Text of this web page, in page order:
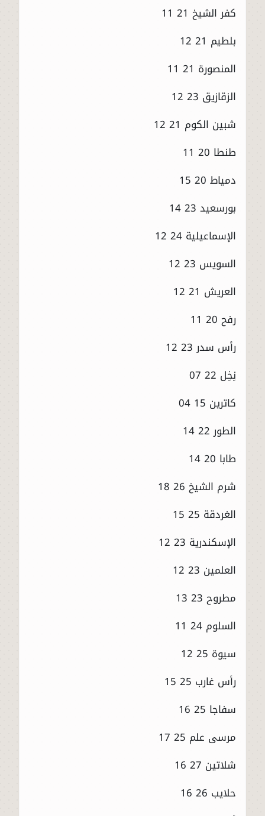
كفر الشيخ 21 11
بلطيم 21 12
المنصورة 21 11
الزقازيق 23 12
شبين الكوم 21 12
طنطا 20 11
دمياط 20 15
بورسعيد 23 14
الإسماعيلية 24 12
السويس 23 12
العريش 21 12
رفح 20 11
رأس سدر 23 12
نِخِل 22 07
كاترين 15 04
الطور 22 14
طابا 20 14
شرم الشيخ 26 18
الغردقة 25 15
الإسكندرية 23 12
العلمين 23 12
مطروح 23 13
السلوم 24 11
سيوة 25 12
رأس غارب 25 15
سفاجا 25 16
مرسى علم 25 17
شلاتين 27 16
حلايب 26 16